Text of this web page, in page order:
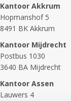
Kantoor Akkrum
Hopmanshof 5
8491 BK Akkrum
Kantoor Mijdrecht
Postbus 1030
3640 BA Mijdrecht
Kantoor Assen
Lauwers 4